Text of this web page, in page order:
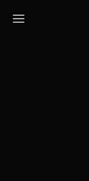
Cookies